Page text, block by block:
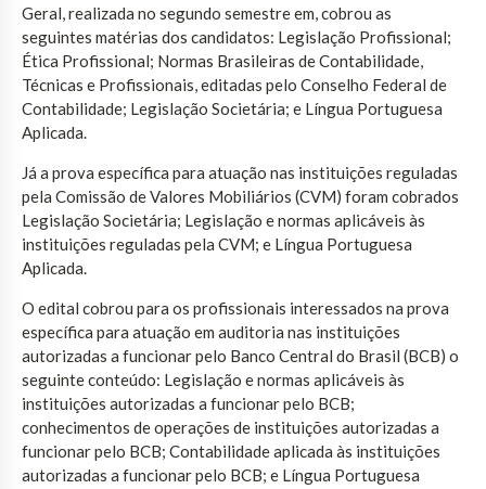
Geral, realizada no segundo semestre em, cobrou as
seguintes matérias dos candidatos: Legislação Profissional;
Ética Profissional; Normas Brasileiras de Contabilidade,
Técnicas e Profissionais, editadas pelo Conselho Federal de
Contabilidade; Legislação Societária; e Língua Portuguesa
Aplicada.
Já a prova específica para atuação nas instituições reguladas
pela Comissão de Valores Mobiliários (CVM) foram cobrados
Legislação Societária; Legislação e normas aplicáveis às
instituições reguladas pela CVM; e Língua Portuguesa
Aplicada.
O edital cobrou para os profissionais interessados na prova
específica para atuação em auditoria nas instituições
autorizadas a funcionar pelo Banco Central do Brasil (BCB) o
seguinte conteúdo: Legislação e normas aplicáveis às
instituições autorizadas a funcionar pelo BCB;
conhecimentos de operações de instituições autorizadas a
funcionar pelo BCB; Contabilidade aplicada às instituições
autorizadas a funcionar pelo BCB; e Língua Portuguesa